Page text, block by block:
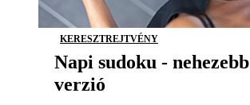
KERESZTREJTVÉNY
Napi sudoku - nehezebb
verzió